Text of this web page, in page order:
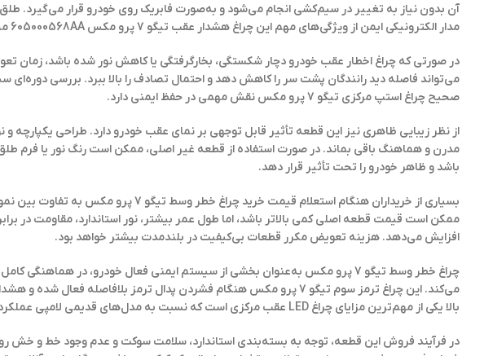
مدار الکترونیکی ایمن از ویژگی‌های مهم این چراغ هشدار عقب تیگو 7 پرو مکس 605000568AA محسوب می‌شوند.
در صورتی که چراغ اخطار عقب خودرو دچار شکستگی، بخارگرفتگی یا کاهش نور شده باشد،
می‌تواند فاصله دید رانندگان پشت سر را کاهش دهد و احتمال تصادف را بالا ببرد. بررسی
صحیح چراغ استپ مرکزی تیگو 7 پرو مکس نقش مهمی در حفظ ایمنی دارد.
مدرن و هماهنگ باقی بماند. در صورت استفاده از قطعه غیر اصلی، ممکن است رنگ نور یا فرم
باشد و ظاهر خودرو را تحت تأثیر قرار دهد.
بسیاری از خریداران هنگام استعلام قیمت خرید
چراغ خطر وسط تیگو 7 پرو مکس به
ممکن است قیمت قطعه اصلی کمی بالاتر باشد، اما طول عمر بیشتر، نور استاندارد، مقاومت در
افزایش می‌دهد. هزینه تعویض مکرر قطعات بی‌کیفیت در بلندمدت بیشتر خواهد بود.
چراغ خطر وسط تیگو 7 پرو مکس به‌عنوان بخشی از سیستم ایمنی فعال خودرو، در
می‌کند. این چراغ ترمز سوم تیگو 7 پرو مکس هنگام فشردن پدال ترمز بلافاصله
بالا یکی از مهم‌ترین مزایای چراغ LED عقب مرکزی است که نسبت به مدل‌های قدیمی لامپی عملکرد بهتری دارد.
در فرآیند فروش این قطعه، توجه به بسته‌بندی استاندارد، سلامت سوکت و عدم وجود خط و خش